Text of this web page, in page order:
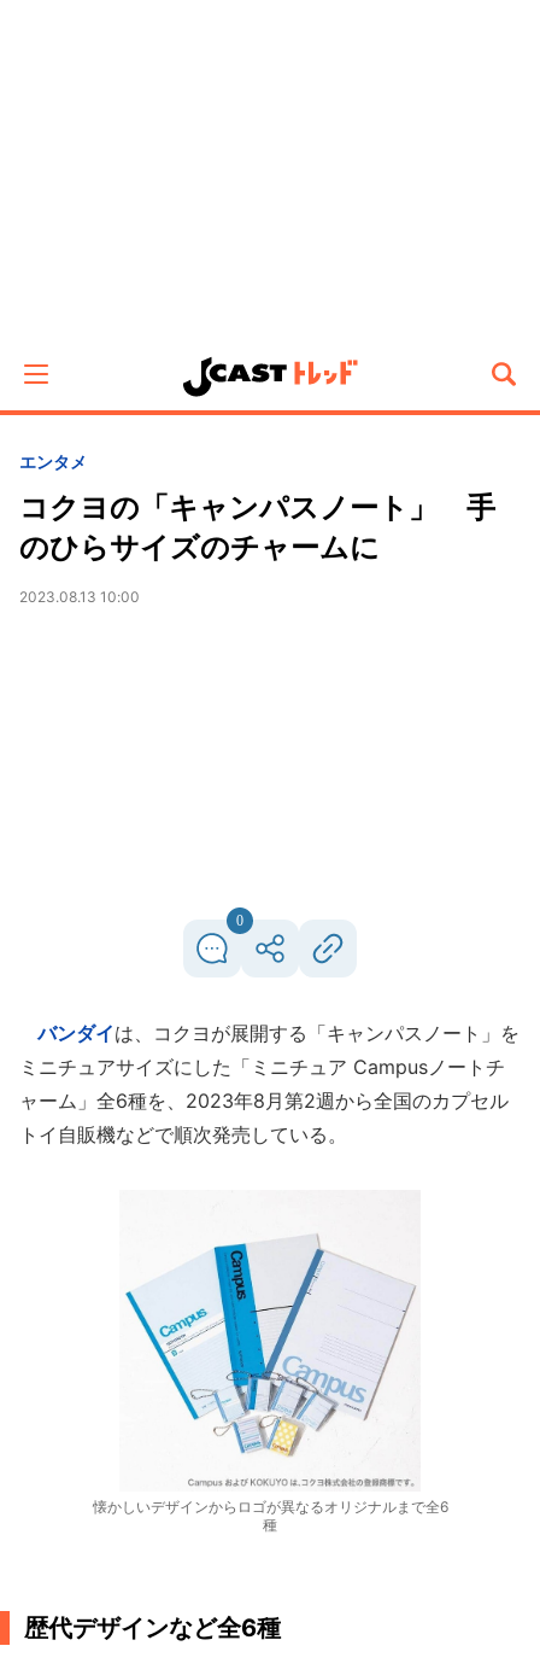
エンタメ
コクヨの「キャンパスノート」 手
のひらサイズのチャームに
2023.08.13 10:00
0
バンダイは、コクヨが展開する「キャンパスノート」を
ミニチュアサイズにした「ミニチュア Campusノートチ
ャーム」全6種を、2023年8月第2週から全国のカプセル
トイ自販機などで順次発売している。
懐かしいデザインからロゴが異なるオリジナルまで全6
種
歴代デザインなど全6種